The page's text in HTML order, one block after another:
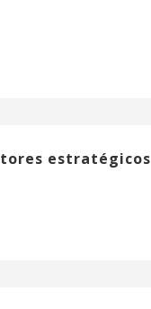
estratégicos